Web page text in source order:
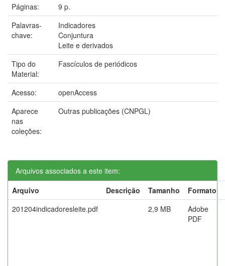
Páginas:
9 p.
Palavras-
chave:
Indicadores
Conjuntura
Leite e derivados
Tipo do
Material:
Fascículos de periódicos
Acesso:
openAccess
Aparece
nas
coleções:
Outras publicações (CNPGL)
Arquivos associados a este item:
Arquivo
Descrição Tamanho
Formato
201204indicadoresleite.pdf
2,9 MB
Adobe
PDF